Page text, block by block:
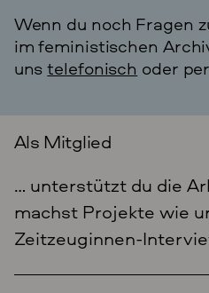
Wenn du noch Fragen
im feministischen
unstelefonisch oder per
Als Mitglied
… unterstützt du die
machst Projekte wie
Zeitzeuginnen-